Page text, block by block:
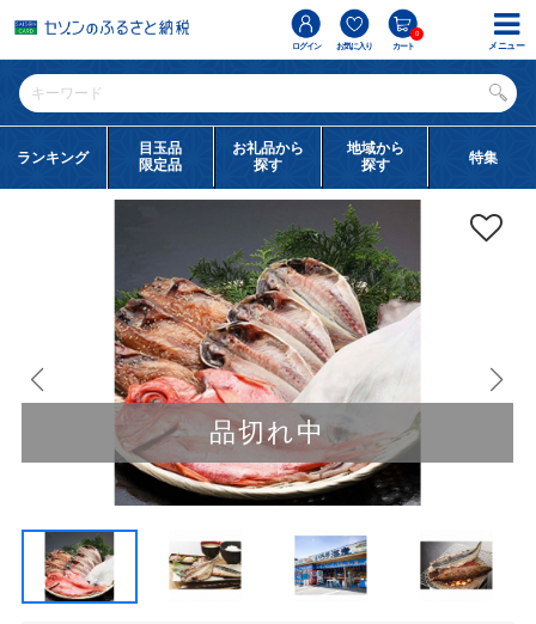
ログイン お気に入り カート
0
ランキング
目玉品
限定品
お礼品から
探す
地域から
探す
特集
品切れ中
メニュー